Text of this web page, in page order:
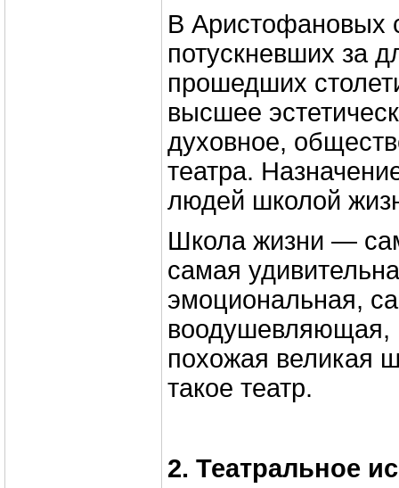
В Аристофановых
потускневших за
прошедших
высшее
духовное,
театра.
людей школой
Школа жизни —
самая
эмоциональная,
воодушевляющая,
похожая великая
такое театр.
2. Театральное